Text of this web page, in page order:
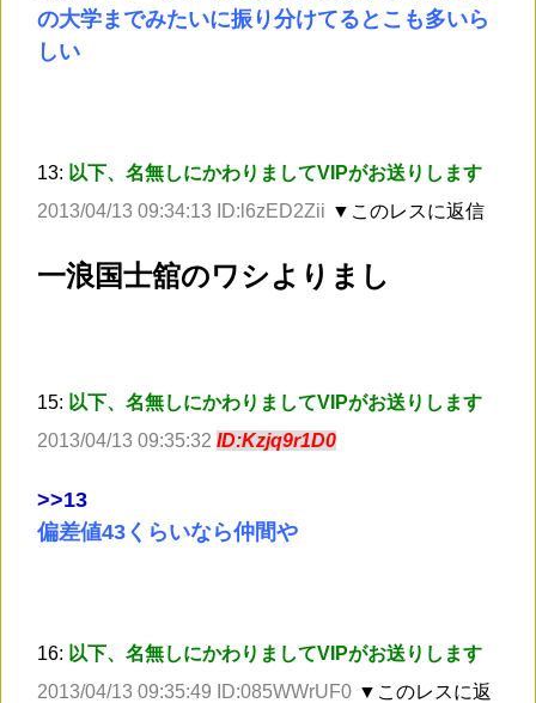
の大学までみたいに振り分けてるとこも多いら
しい
13: 以下、名無しにかわりましてVIPがお送りします
2013/04/13 09:34:13 ID:l6zED2Zii ▼このレスに返信
一浪国士舘のワシよりまし
15: 以下、名無しにかわりましてVIPがお送りします
2013/04/13 09:35:32 ID:Kzjq9r1D0
>>13
偏差値43くらいなら仲間や
16: 以下、名無しにかわりましてVIPがお送りします
2013/04/13 09:35:49 ID:085WWrUF0 ▼このレスに返